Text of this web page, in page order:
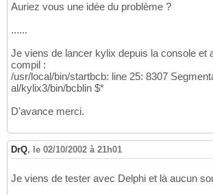
Auriez vous une idée du problème ?
......
Je viens de lancer kylix depuis la console et
compil :
/usr/local/bin/startbcb: line 25: 8307
al/kylix3/bin/bcblin $*
D'avance merci.
DrQ, le 02/10/2002 à 21h01
Je viens de tester avec Delphi et là aucun